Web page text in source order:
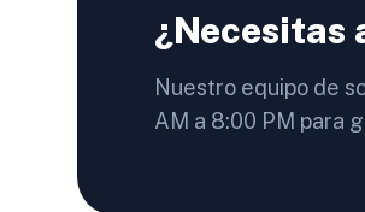
¿Necesitas
Nuestro equipo de
AM a 8:00 PM para